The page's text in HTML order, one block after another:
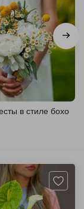
в стиле бохо